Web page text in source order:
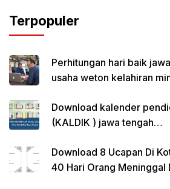
Terpopuler
Perhitungan hari baik
usaha weton kelahiran
Download kalender
(KALDIK ) jawa tengah
Download 8 Ucapan Di
40 Hari Orang Meninggal